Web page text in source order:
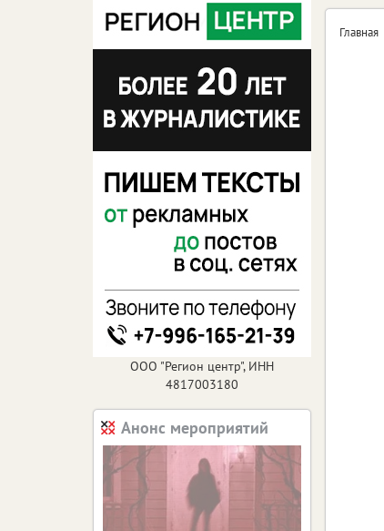
Главная
ООО "Регион центр", ИНН
4817003180
Анонс мероприятий